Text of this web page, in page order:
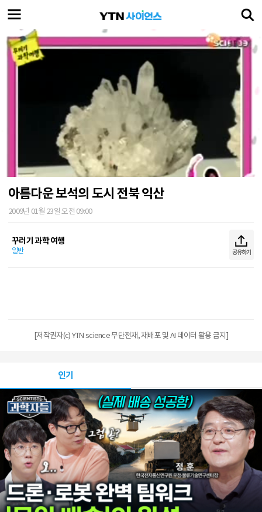
아름다운 보석의 도시 전북 익산
2009년 01월 23일 오전 09:00
꾸러기 과학 여행
일반 공유하기
[저작권자(c) YTN science 무단전재, 재배포 및 AI 데이터 활용 금지]
인기